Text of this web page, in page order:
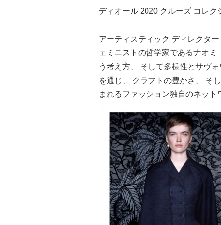
ディオール 2020 クルーズ コレ
アーティスティック ディレクタ
ェミニストの哲学家であるナオミ
う考え方、 そして多様性とサヴ
を通じ、 クラフトの豊かさ、 そ
まれるファッション独自のネッ